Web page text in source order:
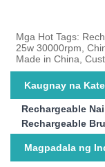
Mga Hot Tags:
25w 30000rpm,
Made in China,
Kaugnay na
Rechargeable
Rechargeable
Magpadala ng